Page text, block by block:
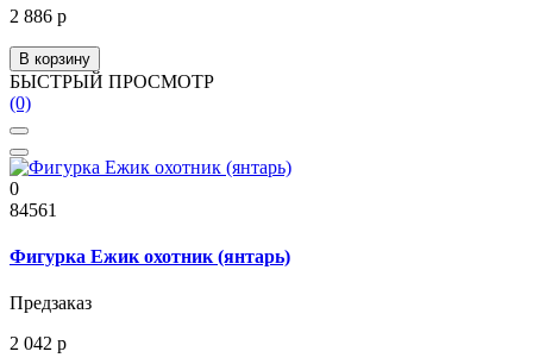
2 886 р
В корзину
БЫСТРЫЙ ПРОСМОТР
(0)
0
84561
Фигурка Ежик охотник (янтарь)
Предзаказ
2 042 р